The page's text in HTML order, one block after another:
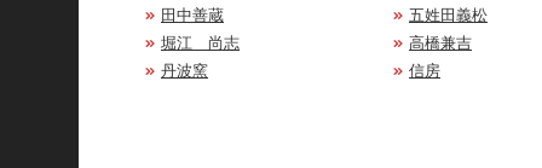
田中善蔵
五姓田義松
堀江 尚志
高橋兼吉
丹波窯
信房